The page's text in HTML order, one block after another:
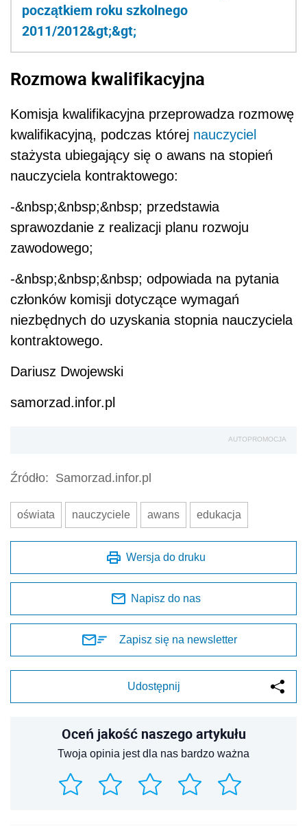
początkiem roku szkolnego
2011/2012&gt;&gt;
Rozmowa kwalifikacyjna
Komisja kwalifikacyjna przeprowadza rozmowę
kwalifikacyjną, podczas której nauczyciel
stażysta ubiegający się o awans na stopień
nauczyciela kontraktowego:
-&nbsp;&nbsp;&nbsp; przedstawia
sprawozdanie z realizacji planu rozwoju
zawodowego;
-&nbsp;&nbsp;&nbsp; odpowiada na pytania
członków komisji dotyczące wymagań
niezbędnych do uzyskania stopnia nauczyciela
kontraktowego.
Dariusz Dwojewski
samorzad.infor.pl
AUTOPROMOCJA
Źródło: Samorzad.infor.pl
oświata nauczyciele awans edukacja
Wersja do druku
Napisz do nas
Zapisz się na newsletter
Udostępnij
Oceń jakość naszego artykułu
Twoja opinia jest dla nas bardzo ważna